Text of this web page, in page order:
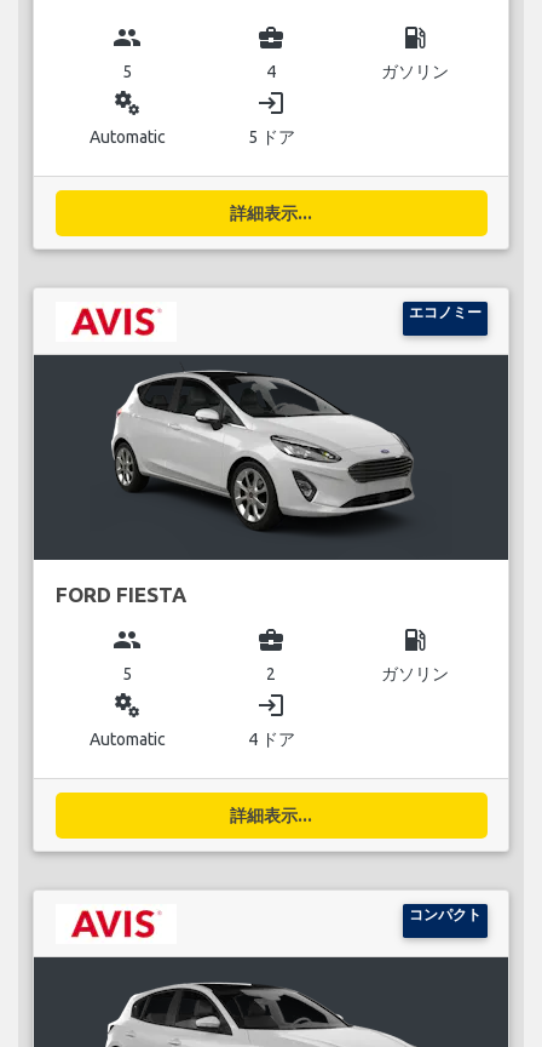
group
5
business_center
4
local_gas_station
ガソリン
miscellaneous_services
Automatic
login
5 ドア
詳細表示...
エコノミー
FORD FIESTA
group
5
business_center
2
local_gas_station
ガソリン
miscellaneous_services
Automatic
login
4 ドア
詳細表示...
コンパクト